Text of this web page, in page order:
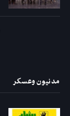
مدنيون وعسكر